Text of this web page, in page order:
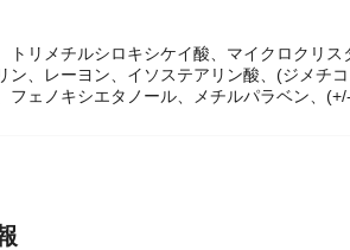
トリメチルシロキシケイ酸、マイクロクリ
ン、レーヨン、イソステアリン酸、(ジメチ
フェノキシエタノール、メチルパラベン、